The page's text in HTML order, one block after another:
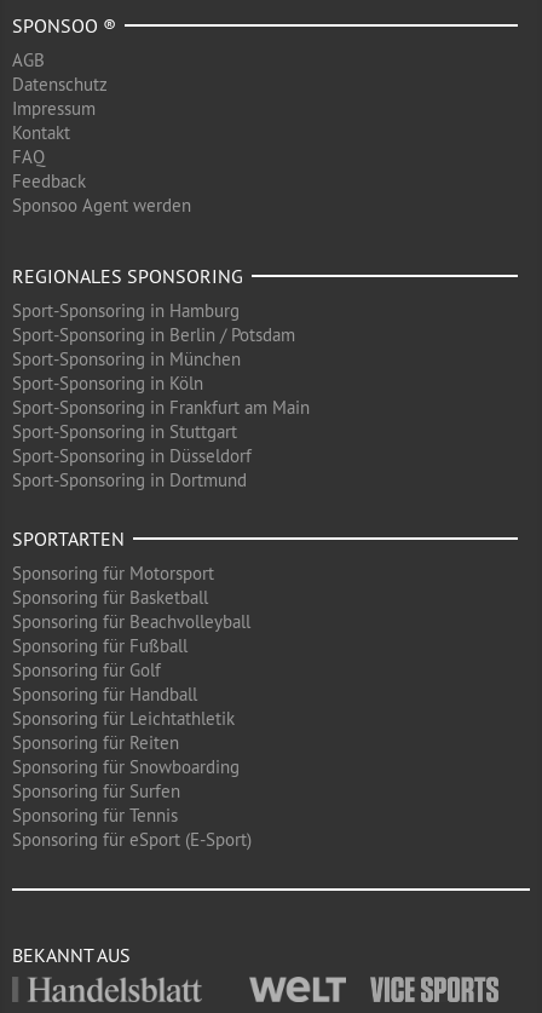
SPONSOO ®
AGB
Datenschutz
Impressum
Kontakt
FAQ
Feedback
Sponsoo Agent werden
REGIONALES SPONSORING
Sport-Sponsoring in Hamburg
Sport-Sponsoring in Berlin / Potsdam
Sport-Sponsoring in München
Sport-Sponsoring in Köln
Sport-Sponsoring in Frankfurt am Main
Sport-Sponsoring in Stuttgart
Sport-Sponsoring in Düsseldorf
Sport-Sponsoring in Dortmund
SPORTARTEN
Sponsoring für Motorsport
Sponsoring für Basketball
Sponsoring für Beachvolleyball
Sponsoring für Fußball
Sponsoring für Golf
Sponsoring für Handball
Sponsoring für Leichtathletik
Sponsoring für Reiten
Sponsoring für Snowboarding
Sponsoring für Surfen
Sponsoring für Tennis
Sponsoring für eSport (E-Sport)
BEKANNT AUS